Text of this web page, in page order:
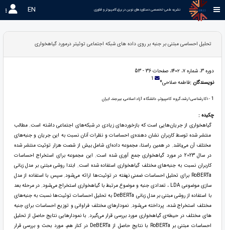
نشریه علمی-تخصصی دستاوردهای نوین در برق،کامپیوتر و فناوری EN
تحلیل احساسی مبتنی بر جنبه بر روی داده های شبکه اجتماعی توئیتر درمورد گیاهخواری
دوره 3، شماره ۷، ۱۴۰۲، صفحات 36 - 53
نویسندگان :فاطمه صلاحی* 1
1 - 1کارشناسی ارشد،گروه کامپیوتر، دانشگاه آزاد اسلامی، بیرجند، ایران
چکیده :
گیاهخواری از جریان‌هایی است که بازخوردهای زیادی در شبکه‌های اجتماعی داشته است. مطالب
منتشر شده توسط کاربران نشان دهنده‌ی احساسات و نظرات آنان نسبت به این جریان و جنبه‌های
مختلف آن می‌باشد. در همین راستا، مجموعه داده‌ای شامل بیش از شصت هزار توئیت منتشر شده
در سال 2023 در مورد گیاهخواری جمع آوری شده است. این مجموعه برای استخراج احساسات
کاربران نسبت به جنبه‌های مختلف گیاهخواری استفاده شده است. ابتدا روشی مبتنی بر مدل زبانی
RoBERTa برای تحلیل احساسات ضمنی نهفته در توئیت‌ها ارائه می‌شود. سپس با استفاده از مدل
سازی موضوعی LDA ، تعدادی جنبه و موضوع مرتبط با گیاهخواری استخراج می‌شود. در مرحله بعد
با استفاده از روشی مبتنی بر مدل زبانی DeBERTa به تحلیل احساسات توئیت‌ها نسبت به جنبه‌های
مختلف استخراج شده، پرداخته می‌شود. نمودارهای مختلف فراوانی و توزیع احساسات برای جنبه
های مختلف در حیطه‌ی گیاهخواری مورد بررسی قرار می‌گیرد. با نمودارهایی نتایج حاصل از تحلیل
احساسات مبتنی بر RoBERTa با نتایج حاصل از DeBERTa در کنار هم، مورد بحث و بررسی قرار